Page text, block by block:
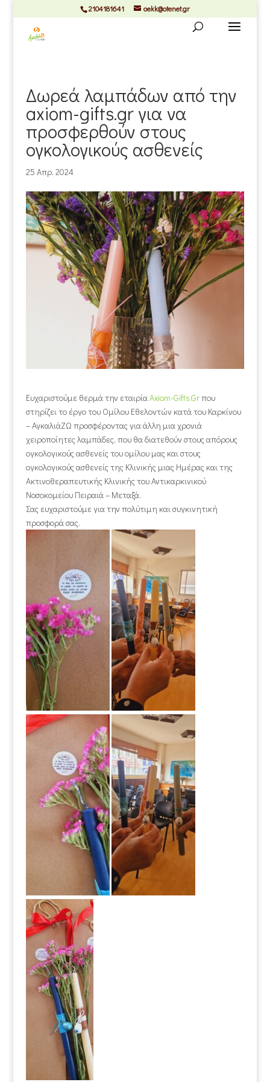
2104181641 oekk@otenet.gr
Δωρεά λαμπάδων από την
axiom-gifts.gr για να
προσφερθούν στους
ογκολογικούς ασθενείς
25 Απρ. 2024
Ευχαριστούμε θερμά την εταιρίαAxiom-Gifts.Grπου
στηρίζει το έργο του Ομίλου Εθελοντών κατά του Καρκίνου
– ΑγκαλιάΖΩ προσφέροντας για άλλη μια χρονιά
χειροποίητες λαμπάδες, που θα διατεθούν στους απόρους
ογκολογικούς ασθενείς του ομίλου μας και στους
ογκολογικούς ασθενείς της Κλινικής μιας Ημέρας και της
Ακτινοθεραπευτικής Κλινικής του Αντικαρκινικού
Νοσοκομείου Πειραιά – Μεταξά.
Σας ευχαριστούμε για την πολύτιμη και συγκινητική
προσφορά σας.